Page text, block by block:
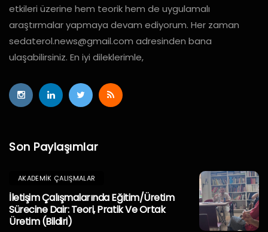
etkileri üzerine hem teorik hem de uygulamalı
araştırmalar yapmaya devam ediyorum. Her zaman
sedaterol.news@gmail.com adresinden bana
ulaşabilirsiniz. En iyi dileklerimle,
Son Paylaşımlar
AKADEMIK ÇALIŞMALAR
İletişim Çalışmalarında Eğitim/Üretim
Sürecine Dair: Teori, Pratik Ve Ortak
Üretim (Bildiri)